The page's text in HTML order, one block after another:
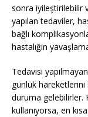
sonra iyileştirilebilir
yapılan tedaviler,
bağlı
hastalığın
Tedavisi
günlük
duruma gelebilirler.
kullanıyorsa, en